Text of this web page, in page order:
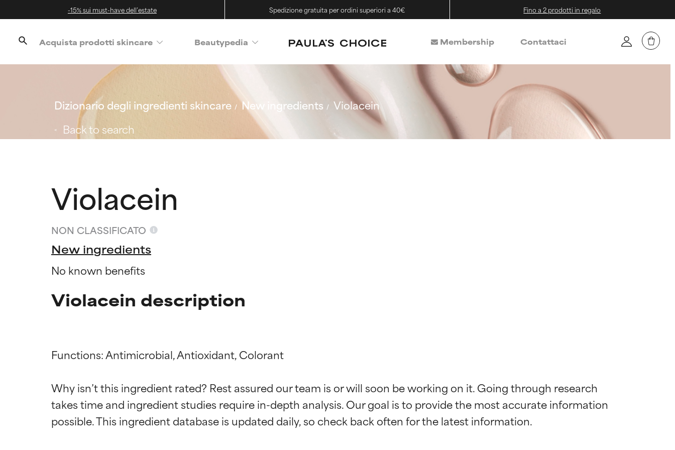
-15% sui must-have dell’estate Spedizione gratuita per ordini superiori a 40€ Fino a 2 prodotti in regalo
Acquista prodotti skincare Beautypedia Membership Contattaci
Dizionario degli ingredienti skincare New ingredients
Violacein
Back to search
Violacein
NON CLASSIFICATO
New ingredients
No known benefits
Violacein description
Functions: Antimicrobial, Antioxidant, Colorant
Why isn’t this ingredient rated? Rest assured our team is or will soon be working on it. Going through research
takes time and ingredient studies require in-depth analysis. Our goal is to provide the most accurate information
OTTIMO
Comprovati e sostenuti da studi indipendenti. Ingrediente attivo eccezionale per la maggior
OTTIMO
Comprovati e sostenuti da studi indipendenti. Ingrediente attivo eccezionale per la maggior